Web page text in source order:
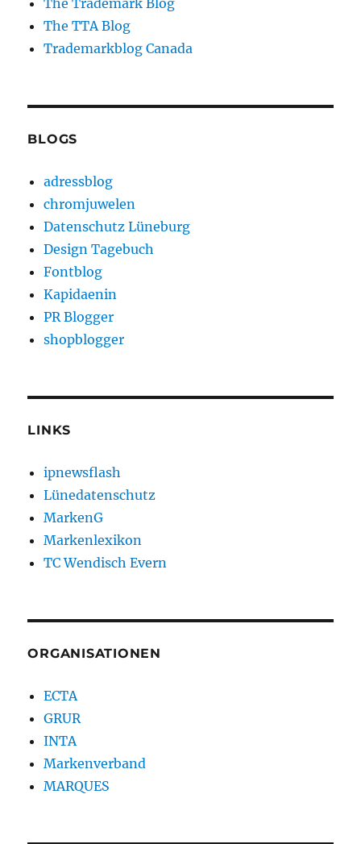
The Trademark Blog
The TTA Blog
Trademarkblog Canada
BLOGS
adressblog
chromjuwelen
Datenschutz Lüneburg
Design Tagebuch
Fontblog
Kapidaenin
PR Blogger
shopblogger
LINKS
ipnewsflash
Lünedatenschutz
MarkenG
Markenlexikon
TC Wendisch Evern
ORGANISATIONEN
ECTA
GRUR
INTA
Markenverband
MARQUES